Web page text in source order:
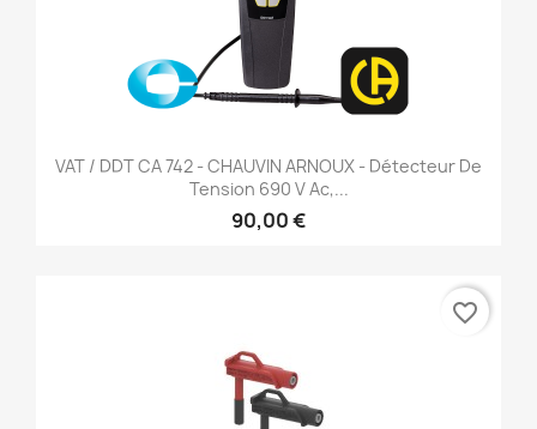
VAT / DDT CA 742 - CHAUVIN ARNOUX - Détecteur De
Tension 690 V Ac,...
90,00 €
favorite_border